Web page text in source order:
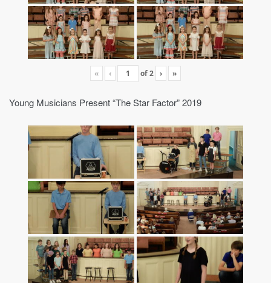
« ‹ of2 › »
Young Musicians Present “The Star Factor” 2019